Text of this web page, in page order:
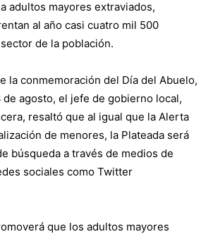
adultos mayores extraviados,
al año casi cuatro mil 500
de la población.
la conmemoración del Día del Abuelo,
agosto, el jefe de gobierno local,
resaltó que al igual que la Alerta
de menores, la Plateada será
búsqueda a través de medios de
sociales como Twitter
que los adultos mayores